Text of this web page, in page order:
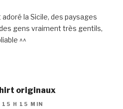
adoré la Sicile, des paysages
gens vraiment très gentils,
^^
originaux
H 15 MIN